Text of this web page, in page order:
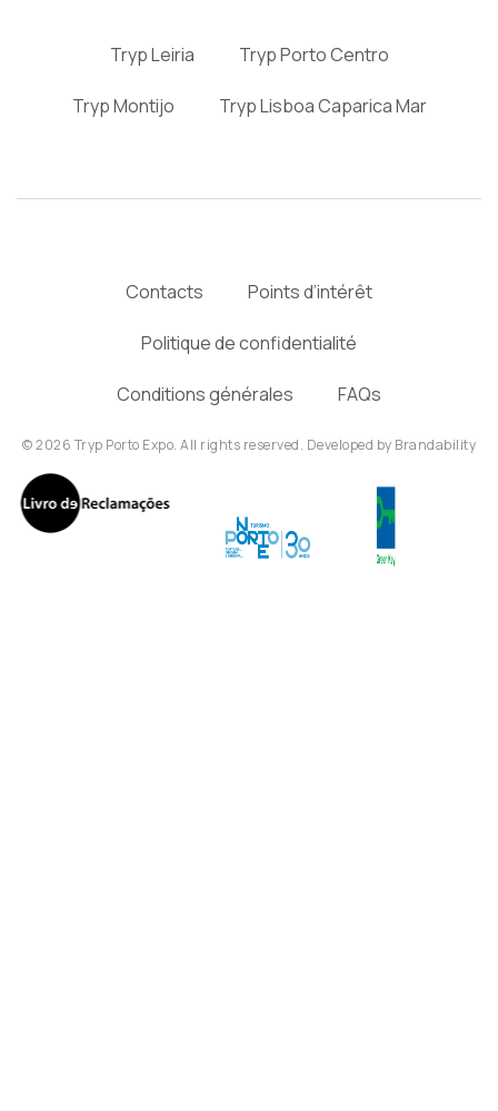
Tryp Leiria Tryp Porto Centro
Tryp Montijo Tryp Lisboa Caparica Mar
Contacts Points d’intérêt
Politique de confidentialité
Conditions générales FAQs
© 2026 Tryp Porto Expo. All rights reserved. Developed by Brandability